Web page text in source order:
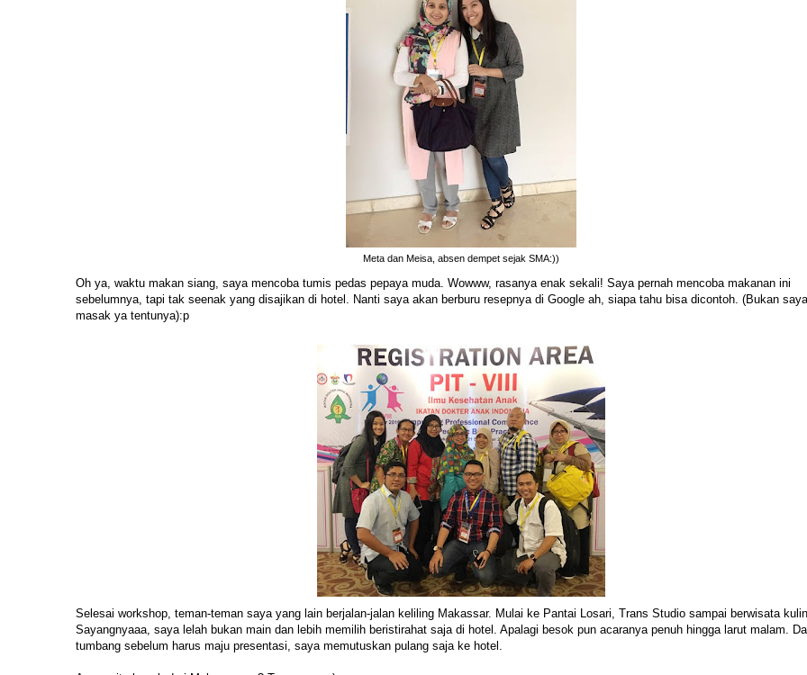
Meta dan Meisa, absen dempet sejak SMA:))
Oh ya, waktu makan siang, saya mencoba tumis pedas pepaya muda. Wowww, rasanya enak sekali! Saya pernah mencoba makanan ini
sebelumnya, tapi tak seenak yang disajikan di hotel. Nanti saya akan berburu resepnya di Google ah, siapa tahu bisa dicontoh. (Bukan
masak ya tentunya):p
Selesai workshop, teman-teman saya yang lain berjalan-jalan keliling Makassar. Mulai ke Pantai Losari, Trans Studio sampai berwisata
Sayangnyaaa, saya lelah bukan main dan lebih memilih beristirahat saja di hotel. Apalagi besok pun acaranya penuh hingga larut malam.
tumbang sebelum harus maju presentasi, saya memutuskan pulang saja ke hotel.